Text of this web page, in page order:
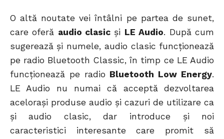
O altă noutate vei întâlni pe partea de sunet,
care oferă audio clasic și LE Audio. După cum
sugerează și numele, audio clasic funcționează
pe radio Bluetooth Classic, în timp ce LE Audio
funcționează pe radio Bluetooth Low Energy.
LE Audio nu numai că acceptă dezvoltarea
acelorași produse audio și cazuri de utilizare ca
și audio clasic, dar introduce și noi
caracteristici interesante care promit să